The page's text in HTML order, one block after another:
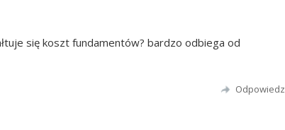
się koszt fundamentów? bardzo odbiega od
Odpowiedz